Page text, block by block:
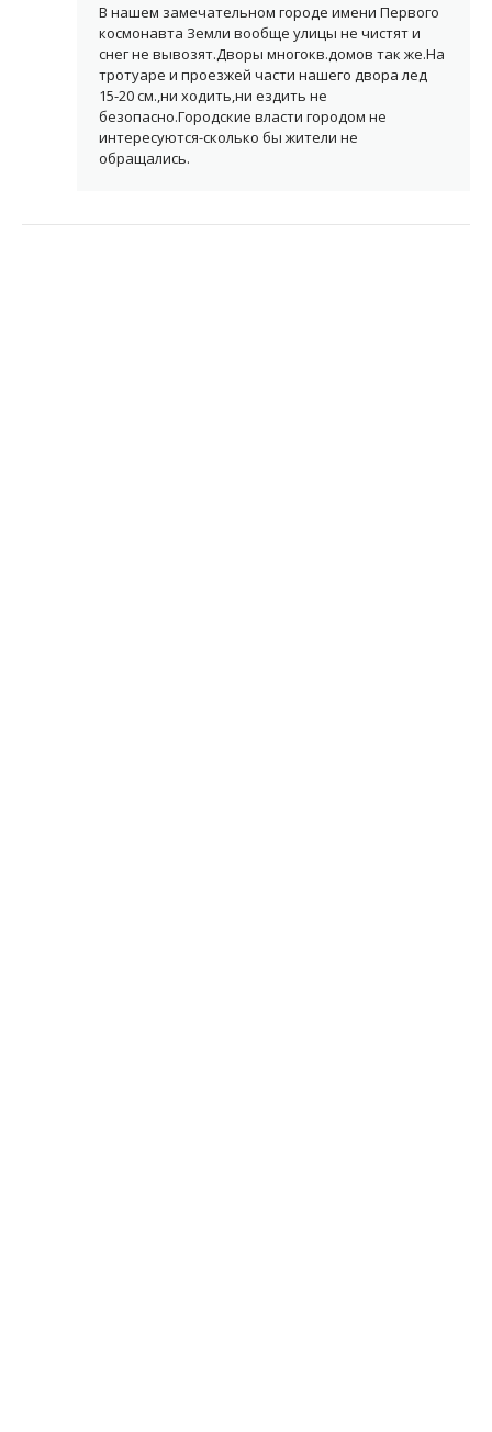
В нашем замечательном городе имени Первого
космонавта Земли вообще улицы не чистят и
снег не вывозят.Дворы многокв.домов так же.На
тротуаре и проезжей части нашего двора лед
15-20 см.,ни ходить,ни ездить не
безопасно.Городские власти городом не
интересуются-сколько бы жители не
обращались.